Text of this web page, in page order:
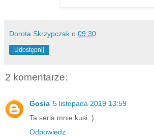
Dorota Skrzypczak o 09:30
Udostępnij
2 komentarze:
Gosia 5 listopada 2019 13:59
Ta seria mnie kusi :)
Odpowiedz